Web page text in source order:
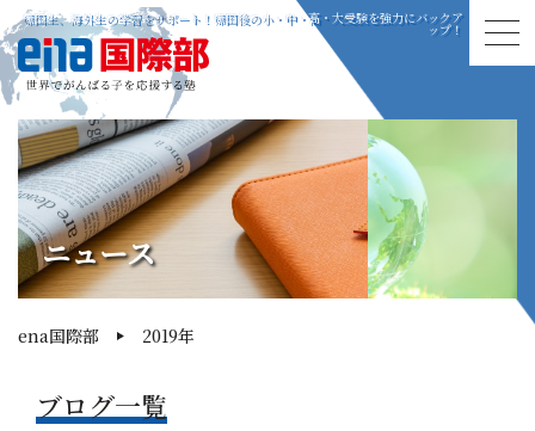
帰国生、海外生の学習をサポート！帰国後の小・中・高・大受験を強力にバックア
ップ！
ニュース
ena国際部 2019年
ブログ一覧